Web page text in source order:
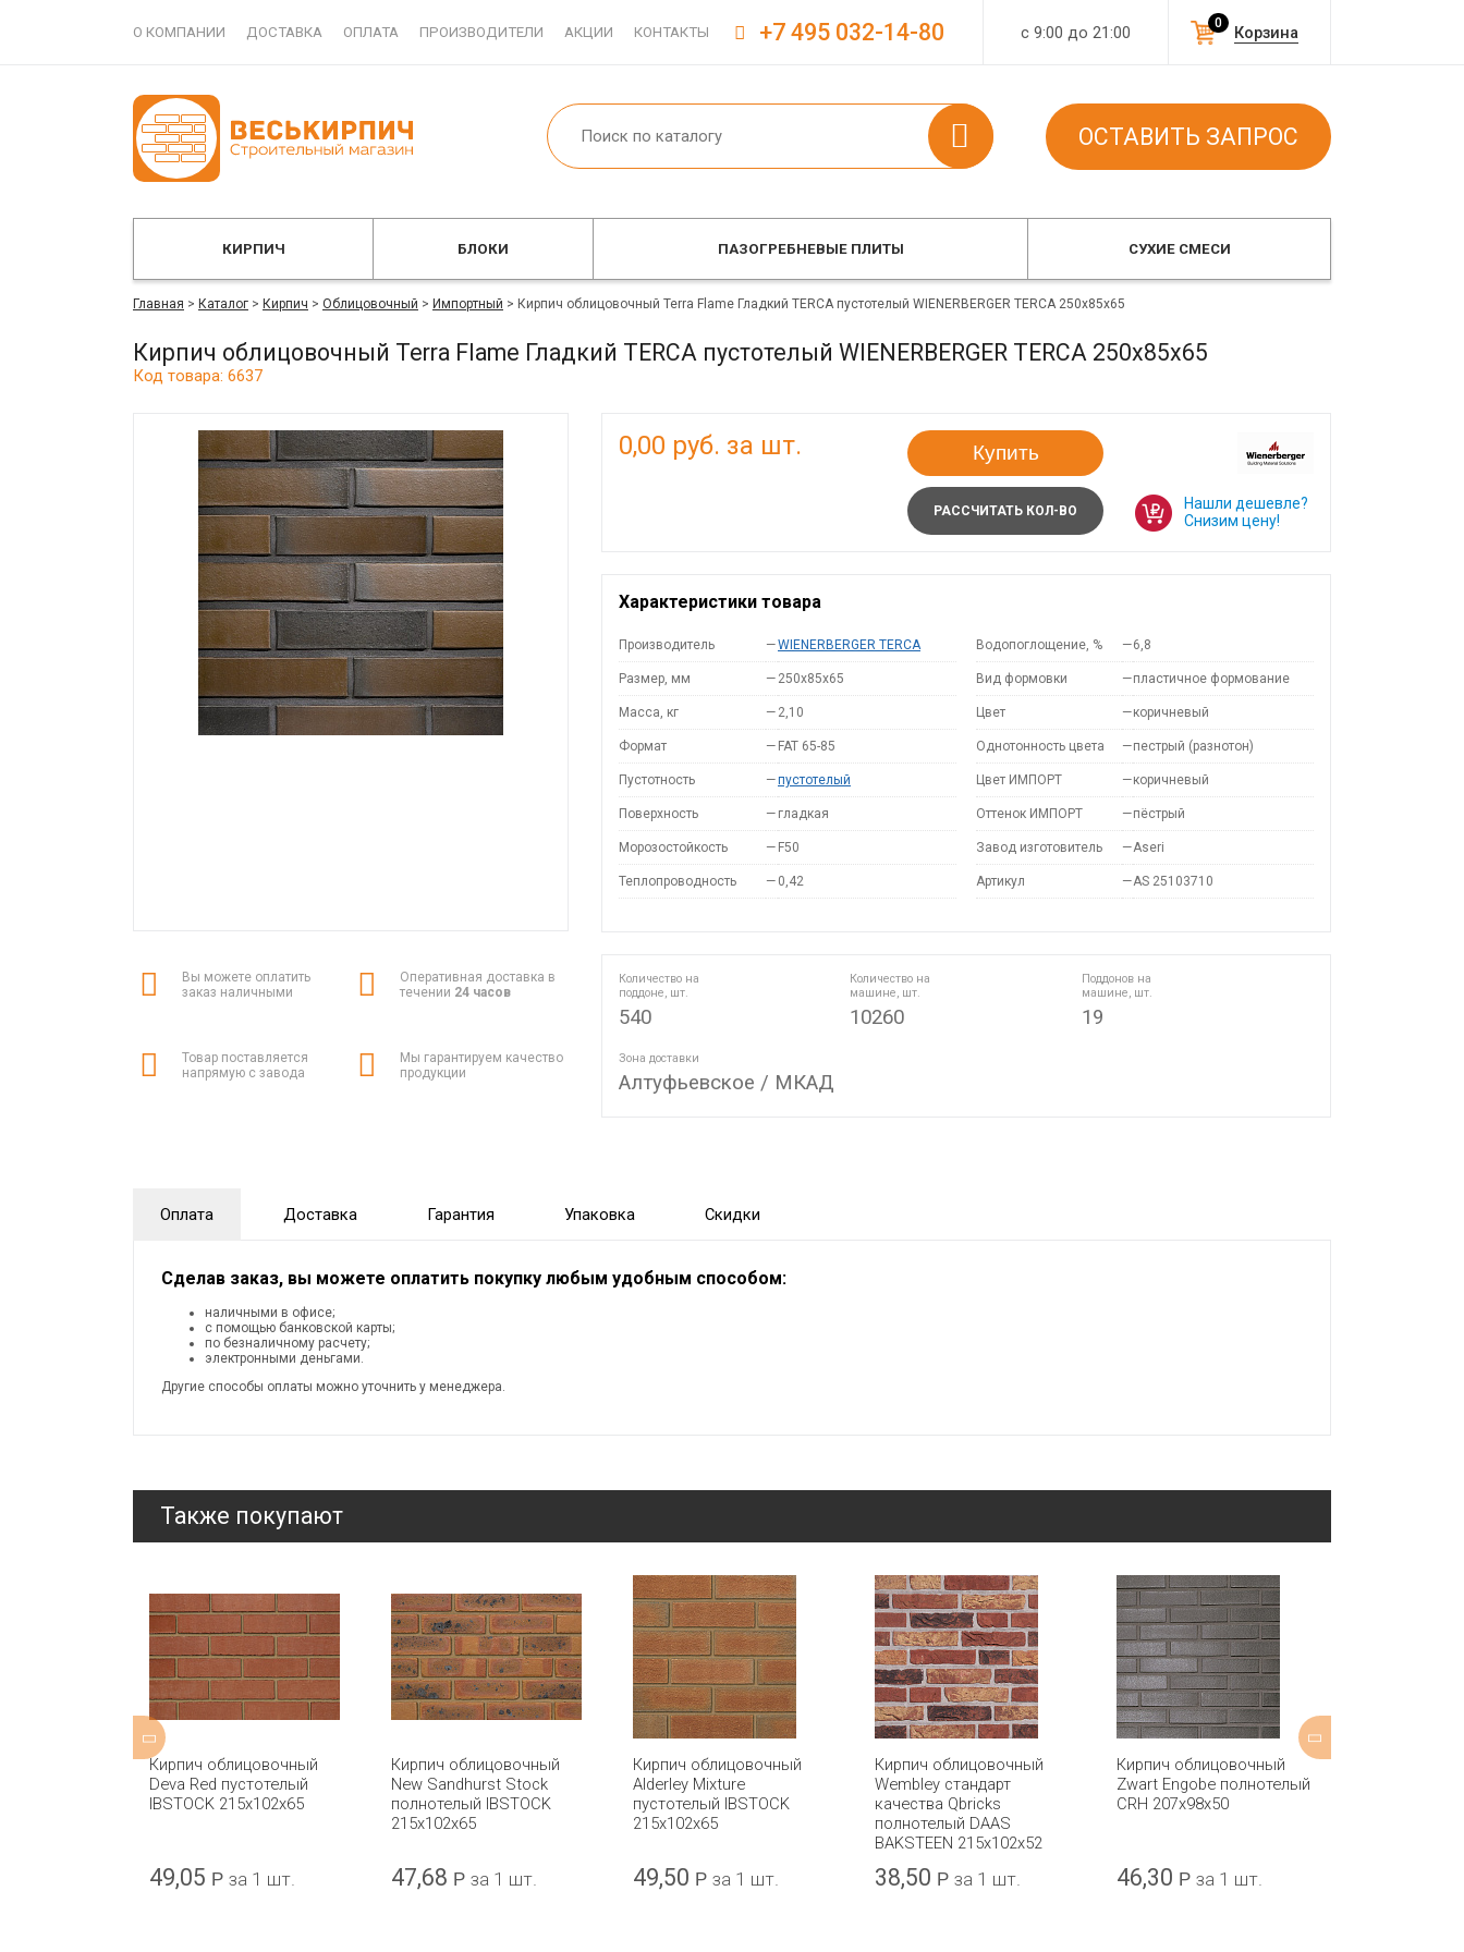
О КОМПАНИИ ДОСТАВКА ОПЛАТА ПРОИЗВОДИТЕЛИ АКЦИИ КОНТАКТЫ с 9:00 до 21:00 Корзина
0
+7 495 032-14-80
ОСТАВИТЬ ЗАПРОС
КИРПИЧ БЛОКИ ПАЗОГРЕБНЕВЫЕ ПЛИТЫ СУХИЕ СМЕСИ
Главная > Каталог > Кирпич > Облицовочный > Импортный > Кирпич облицовочный Terra Flame Гладкий TERCA пустотелый WIENERBERGER TERCA 250x85x65
Кирпич облицовочный Terra Flame Гладкий TERCA пустотелый WIENERBERGER TERCA 250x85x65
Код товара: 6637
Вы можете оплатить
заказ наличными
Оперативная доставка в
течении 24 часов
Товар поставляется
напрямую с завода
Мы гарантируем качество
продукции
0,00 руб. за шт. Купить
РАССЧИТАТЬ КОЛ-ВО
Нашли дешевле?
Снизим цену!
Характеристики товара
Производитель —WIENERBERGER TERCA
Размер, мм — 250x85x65
Масса, кг — 2,10
Формат — FAT 65-85
Пустотность —пустотелый
Поверхность — гладкая
Морозостойкость — F50
Теплопроводность — 0,42
Водопоглощение, % —6,8
Вид формовки —пластичное формование
Цвет —коричневый
Однотонность цвета —пестрый (разнотон)
Цвет ИМПОРТ —коричневый
Оттенок ИМПОРТ —пёстрый
Завод изготовитель —Aseri
Артикул —AS 25103710
Количество на
поддоне, шт.
540
Количество на
машине, шт.
10260
Поддонов на
машине, шт.
19
Зона доставки
Алтуфьевское / МКАД
Оплата Доставка Гарантия Упаковка Скидки
Сделав заказ, вы можете оплатить покупку любым удобным способом:
наличными в офисе;
с помощью банковской карты;
по безналичному расчету;
электронными деньгами.
Другие способы оплаты можно уточнить у менеджера.
Также покупают
Кирпич облицовочный
Deva Red пустотелый
IBSTOCK 215x102x65
49,05 Р за 1 шт.
Кирпич облицовочный
New Sandhurst Stock
полнотелый IBSTOCK
215x102x65
47,68 Р за 1 шт.
Кирпич облицовочный
Alderley Mixture
пустотелый IBSTOCK
215x102x65
49,50 Р за 1 шт.
Кирпич облицовочный
Wembley стандарт
качества Qbricks
полнотелый DAAS
BAKSTEEN 215x102x52
38,50 Р за 1 шт.
Кирпич облицовочный
Zwart Engobe полнотелый
CRH 207x98x50
46,30 Р за 1 шт.